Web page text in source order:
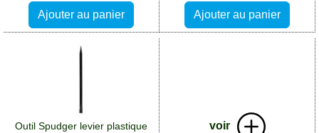
Ajouter au panier Ajouter au panier
Outil Spudger levier plastique
voir